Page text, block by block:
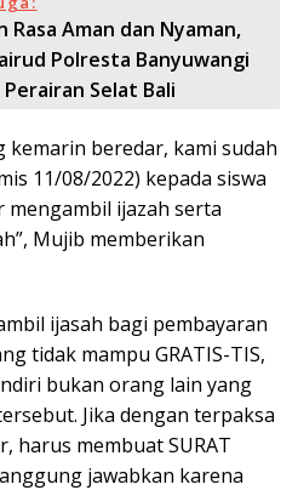
Rasa Aman dan Nyaman,
Polresta Banyuwangi
Selat Bali
beredar, kami sudah
11/08/2022) kepada siswa
mengambil ijazah serta
Mujib memberikan
ijasah bagi pembayaran
tidak mampu GRATIS-TIS,
bukan orang lain yang
Jika dengan terpaksa
harus membuat SURAT
jawabkan karena